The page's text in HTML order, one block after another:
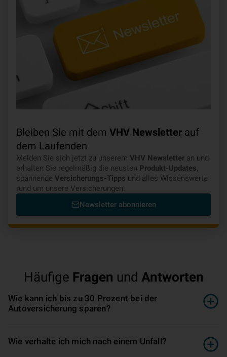
Bleiben Sie mit dem VHV Newsletter auf
dem Laufenden
Melden Sie sich jetzt zu unserem VHV Newsletter an und
erhalten Sie regelmäßig die neusten Produkt-Updates,
spannende Versicherungs-Tipps und alles Wissenswerte
rund um unsere Versicherungen.
Newsletter abonnieren
Häufige Fragen und Antworten
Wie kann ich bis zu 30 Prozent bei der
Autoversicherung sparen?
Wie verhalte ich mich nach einem Unfall?